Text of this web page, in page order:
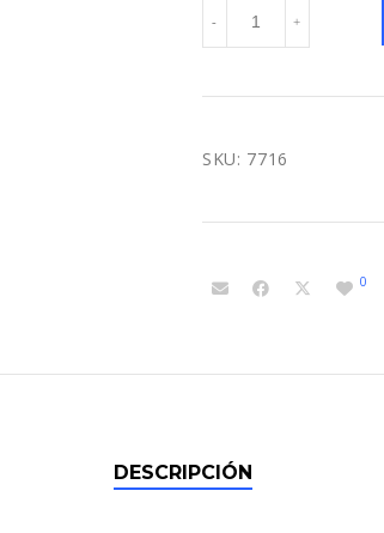
Climática
Davis
- +
SKU: 7716
0
DESCRIPCIÓN